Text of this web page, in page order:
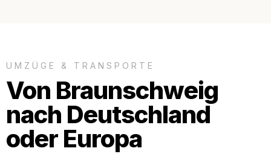
UMZÜGE & TRANSPORTE
Von Braunschweig
nach Deutschland
oder Europa